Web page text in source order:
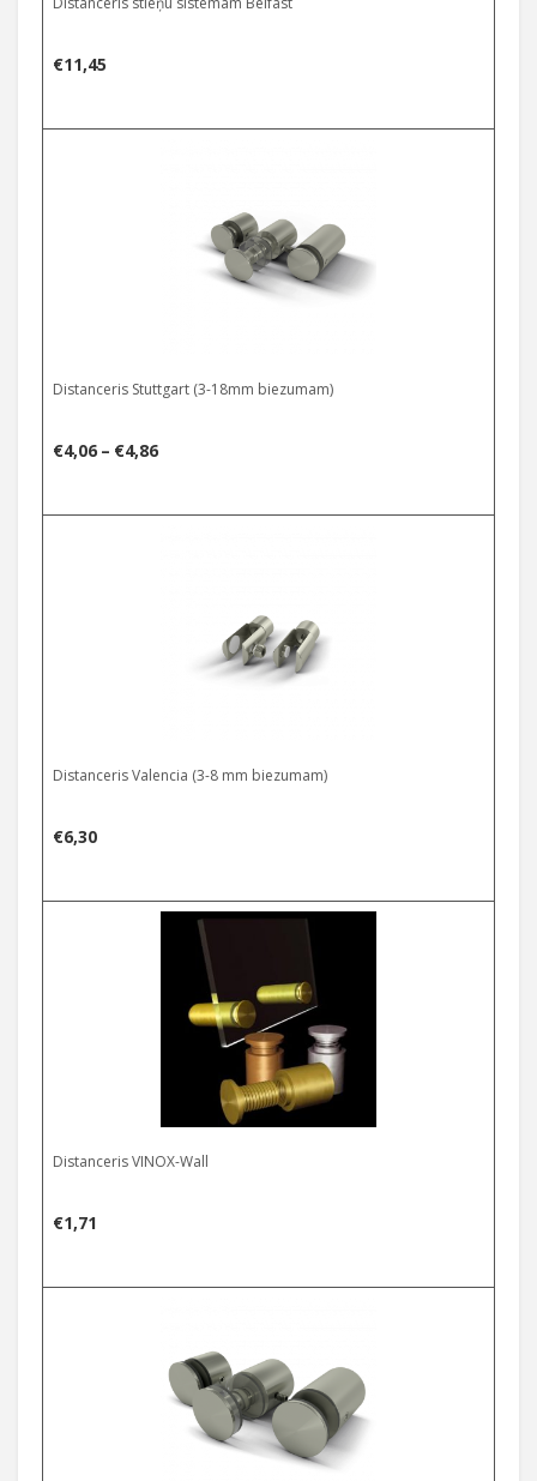
€11,45
Distanceris Stuttgart (3-18mm biezumam)
€4,06 – €4,86Price
€4,06
Distanceris Valencia (3-8 mm biezumam)
€6,30
Distanceris VINOX-Wall
€1,71
Select options